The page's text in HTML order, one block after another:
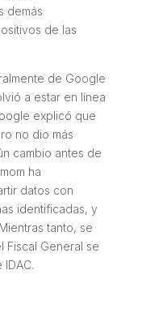
demás
de las
de Google
a estar en línea
explicó que
no dio más
cambio antes de
ha
datos con
identificadas, y
tanto, se
Fiscal General se